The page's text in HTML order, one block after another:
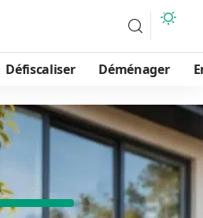
Défiscaliser Déménager